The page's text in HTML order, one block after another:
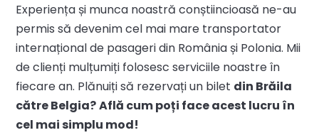
Experiența și munca noastră conștiincioasă ne-au
permis să devenim cel mai mare transportator
internațional de pasageri din România și Polonia. Mii
de clienți mulțumiți folosesc serviciile noastre în
fiecare an. Plănuiți să rezervați un bilet din Brăila
către Belgia?Află cum poți face acest lucru în
cel mai simplu mod!